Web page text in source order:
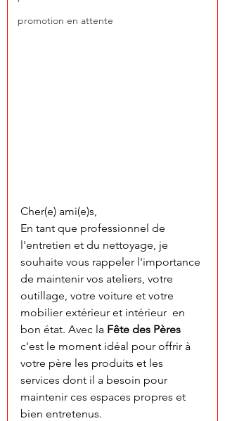
promotion en attente
Cher(e) ami(e)s,
En tant que professionnel de
l'entretien et du nettoyage, je
souhaite vous rappeler l'importance
de maintenir vos ateliers, votre
outillage, votre voiture et votre
mobilier extérieur et intérieur  en
bon état. Avec la Fête des Pères
c'est le moment idéal pour offrir à
votre père les produits et les
services dont il a besoin pour
maintenir ces espaces propres et
bien entretenus.